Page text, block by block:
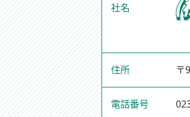
社名
住所 〒
電話番号